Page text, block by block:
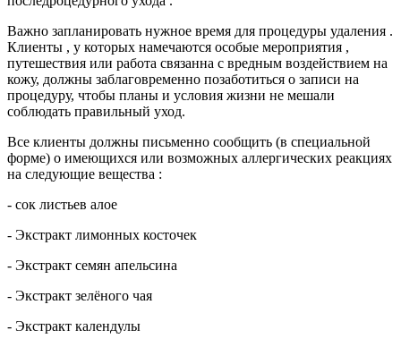
Важно запланировать нужное время для процедуры удаления .
Клиенты , у которых намечаются особые мероприятия ,
путешествия или работа связанна с вредным воздействием на
кожу, должны заблаговременно позаботиться о записи на
процедуру, чтобы планы и условия жизни не мешали
соблюдать правильный уход.
Все клиенты должны письменно сообщить (в специальной
форме) о имеющихся или возможных аллергических реакциях
на следующие вещества :
- сок листьев алое
- Экстракт лимонных косточек
- Экстракт семян апельсина
- Экстракт зелёного чая
- Экстракт календулы